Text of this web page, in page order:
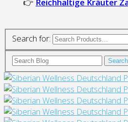
Search for: